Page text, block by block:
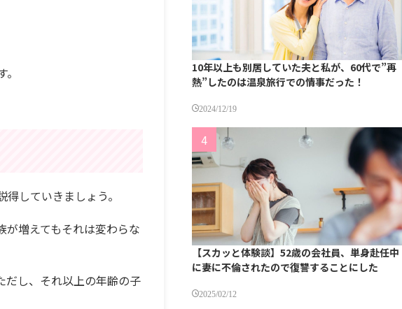
していきましょう。
増えてもそれは変わらな
だし、それ以上の年齢の子
10年以上も別居していた夫と私が、60代で”再
熱”したのは温泉旅行での情事だった！
2024/12/19
【スカッと体験談】52歳の会社員、単身赴任中
に妻に不倫されたので復讐することにした
2025/02/12